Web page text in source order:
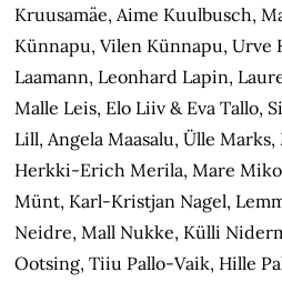
Kruusamäe, Aime Kuulbusch,
Künnapu, Vilen Künnapu, Urve
Laamann, Leonhard Lapin,
Malle Leis, Elo Liiv & Eva Tallo,
Lill, Angela Maasalu, Ülle
Herkki-Erich Merila, Mare
Münt, Karl-Kristjan Nagel,
Neidre, Mall Nukke, Külli
Ootsing, Tiiu Pallo-Vaik, Hille